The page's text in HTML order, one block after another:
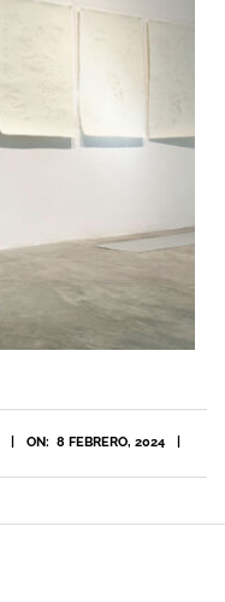
ON: 8 FEBRERO, 2024